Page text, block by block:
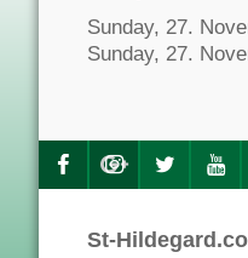
Sunday, 27.
Sunday, 27.
St-